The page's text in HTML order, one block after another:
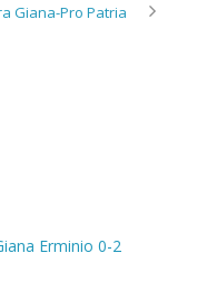
Giana-Pro Patria
Erminio 0-2